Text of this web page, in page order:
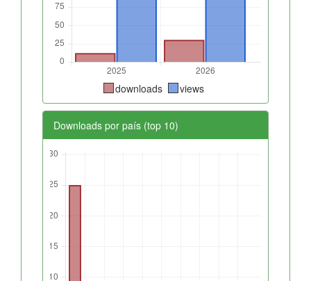
downloads views
Downloads por país (top 10)